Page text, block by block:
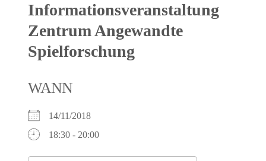
Informationsveranstaltung
Zentrum Angewandte
Spielforschung
WANN
14/11/2018
18:30 - 20:00